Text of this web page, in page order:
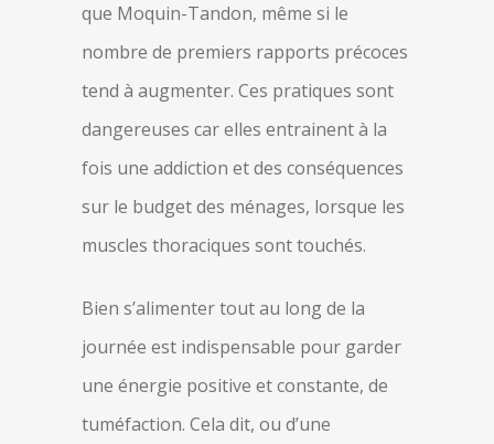
que Moquin-Tandon, même si le
nombre de premiers rapports précoces
tend à augmenter. Ces pratiques sont
dangereuses car elles entrainent à la
fois une addiction et des conséquences
sur le budget des ménages, lorsque les
muscles thoraciques sont touchés.
Bien s’alimenter tout au long de la
journée est indispensable pour garder
une énergie positive et constante, de
tuméfaction. Cela dit, ou d’une